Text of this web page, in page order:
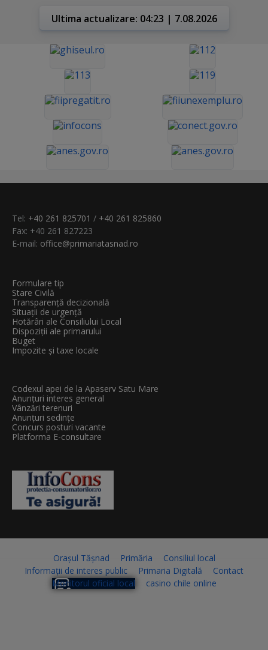
Ultima actualizare: 04:23 | 7.08.2026
Tel: +40 261 825701 / +40 261 825860
Fax: +40 261 827223
E-mail: office@primariatasnad.ro
Formulare tip
Stare Civilă
Transparenţă decizională
Situații de urgență
Hotărâri ale Consiliului Local
Dispoziții ale primarului
Buget
Impozite și taxe locale
Codexul apei de la Apaserv Satu Mare
Anunțuri interes general
Vânzări terenuri
Anunțuri sedințe
Concurs posturi vacante
Platforma E-consultare
Orașul Tășnad Primăria
Consiliul local
Informații de interes public
Primaria Digitală
Contact
Monitorul oficial local
casino chile online